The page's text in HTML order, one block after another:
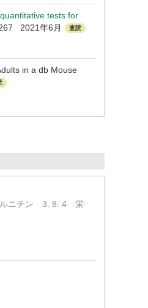
tests for
2021年6月 査読
in a db Mouse
ルニチン 3. 8. 4 栄